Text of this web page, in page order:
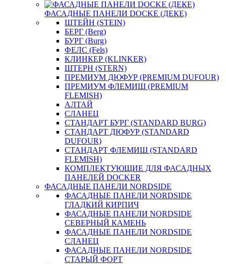
ФАСАДНЫЕ ПАНЕЛИ DOCKE (ДЕКЕ)
ШТЕЙН (STEIN)
БЕРГ (Berg)
БУРГ (Burg)
ФЕЛС (Fels)
КЛИНКЕР (KLINKER)
ШТЕРН (STERN)
ПРЕМИУМ ДЮФУР (PREMIUM DUFOUR)
ПРЕМИУМ ФЛЕМИШ (PREMIUM
FLEMISH)
АЛТАЙ
СЛАНЕЦ
СТАНДАРТ БУРГ (STANDARD BURG)
СТАНДАРТ ДЮФУР (STANDARD
DUFOUR)
СТАНДАРТ ФЛЕМИШ (STANDARD
FLEMISH)
КОМПЛЕКТУЮЩИЕ ДЛЯ ФАСАДНЫХ
ПАНЕЛЕЙ DOCKER
ФАСАДНЫЕ ПАНЕЛИ NORDSIDE
ФАСАДНЫЕ ПАНЕЛИ NORDSIDE
ГЛАДКИЙ КИРПИЧ
ФАСАДНЫЕ ПАНЕЛИ NORDSIDE
СЕВЕРНЫЙ КАМЕНЬ
ФАСАДНЫЕ ПАНЕЛИ NORDSIDE
СЛАНЕЦ
ФАСАДНЫЕ ПАНЕЛИ NORDSIDE
СТАРЫЙ ФОРТ